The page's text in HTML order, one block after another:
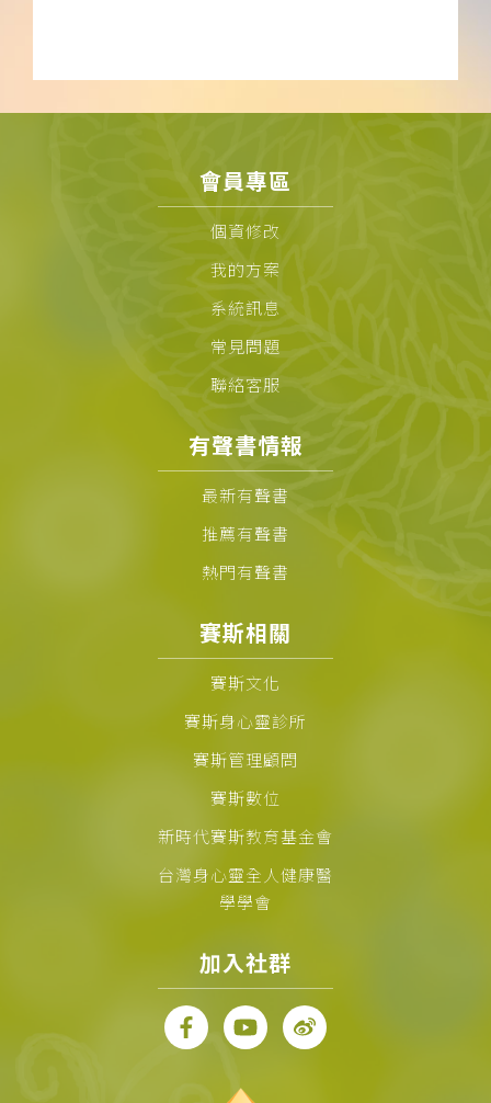
會員專區
個資修改
我的方案
系統訊息
常見問題
聯絡客服
有聲書情報
最新有聲書
推薦有聲書
熱門有聲書
賽斯相關
賽斯文化
賽斯身心靈診所
賽斯管理顧問
賽斯數位
新時代賽斯教育基金會
台灣身心靈全人健康醫
學學會
加入社群